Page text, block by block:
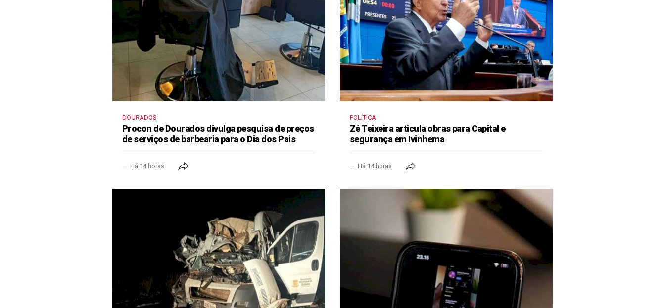
DOURADOS
Procon de Dourados divulga pesquisa de preços
de serviços de barbearia para o Dia dos Pais
Há 14 horas
POLÍTICA
Zé Teixeira articula obras para Capital e
segurança em Ivinhema
Há 14 horas